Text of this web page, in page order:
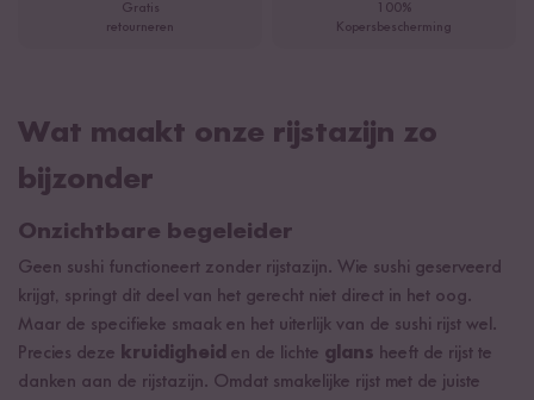
Gratis
retourneren
100%
Kopersbescherming
Wat maakt onze rijstazijn zo
bijzonder
Onzichtbare begeleider
Geen sushi functioneert zonder rijstazijn. Wie sushi geserveerd
krijgt, springt dit deel van het gerecht niet direct in het oog.
Maar de specifieke smaak en het uiterlijk van de sushi rijst wel.
Precies deze kruidigheid en de lichte glans heeft de rijst te
danken aan de rijstazijn. Omdat smakelijke rijst met de juiste